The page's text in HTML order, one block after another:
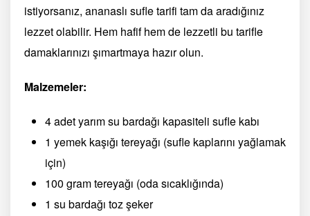
istiyorsanız, ananaslı sufle tarifi tam da aradığınız
lezzet olabilir. Hem hafif hem de lezzetli bu tarifle
damaklarınızı şımartmaya hazır olun.
Malzemeler:
4 adet yarım su bardağı kapasiteli sufle kabı
1 yemek kaşığı tereyağı (sufle kaplarını yağlamak
için)
100 gram tereyağı (oda sıcaklığında)
1 su bardağı toz şeker